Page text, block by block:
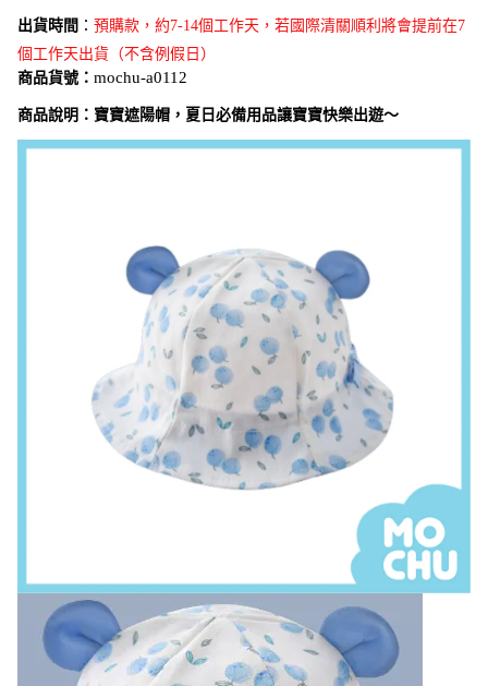
出貨時間 ： 預購款，約7-14個工作天，若國際清關順利將會提前在7
個工作天出貨（不含例假日）
商品貨號： mochu-a0112
商品說明： 寶寶遮陽帽，夏日必備用品讓寶寶快樂出遊～